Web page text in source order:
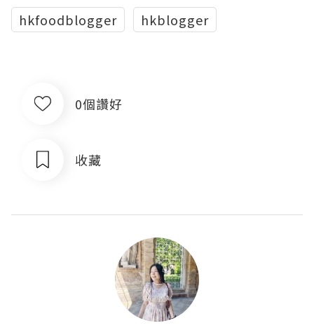
hkfoodblogger
hkblogger
0個讚好
收藏